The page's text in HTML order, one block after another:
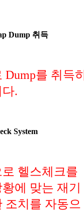
Dump 취득
Dump를 취득
.
System
헬스체크를
에 맞는 재기
조치를 자동으